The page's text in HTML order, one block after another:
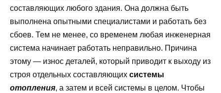
составляющих любого здания. Она должна быть
выполнена опытными специалистами и работать без
сбоев. Тем не менее, со временем любая инженерная
система начинает работать неправильно. Причина
этому — износ деталей, который приводит к выходу из
строя отдельных составляющих системы
отопления, а затем и всей системы в целом. Чтобы